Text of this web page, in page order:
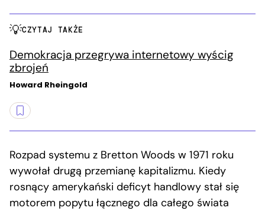
CZYTAJ TAKŻE
Demokracja przegrywa internetowy wyścig
zbrojeń
Howard Rheingold
Rozpad systemu z Bretton Woods w 1971 roku
wywołał drugą przemianę kapitalizmu. Kiedy
rosnący amerykański deficyt handlowy stał się
motorem popytu łącznego dla całego świata